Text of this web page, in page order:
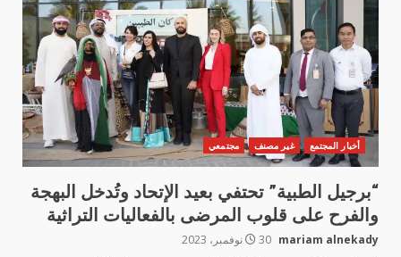
أخبار المجتمع غير مصنف مجتمعي
“برجيل الطبية” تحتفي بعيد الإتحاد وتُدخل البهجة
والفرح على قلوب المرضى بالفعاليات التراثية
mariam alnekady 30 نوفمبر، 2023